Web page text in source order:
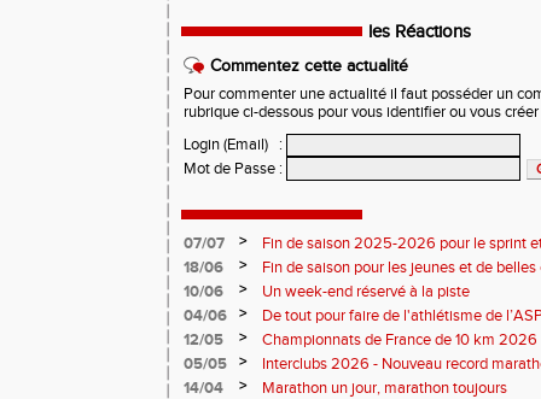
les Réactions
Commentez cette actualité
Pour commenter une actualité il faut posséder un
rubrique ci-dessous pour vous identifier ou vous
Login (Email)
:
Mot de Passe :
07/07 >
Fin de saison 2025-2026 pour le sprint
18/06
>
Fin de saison pour les jeunes et de
10/06
>
Un week-end réservé à la piste
04/06
>
De tout pour faire de l'athlétisme de
monde souriant
12/05 >
Championnats de France de 10 km
Soirées piste
05/05 >
Interclubs 2026 - Nouveau record
résultats
14/04 >
Marathon un jour, marathon toujours